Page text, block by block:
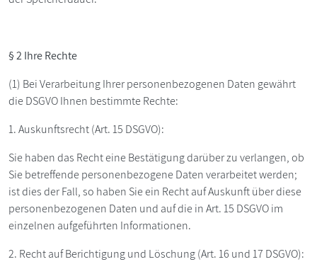
§ 2 Ihre Rechte
(1) Bei Verarbeitung Ihrer personenbezogenen Daten gewährt
die DSGVO Ihnen bestimmte Rechte:
1. Auskunftsrecht (Art. 15 DSGVO):
Sie haben das Recht eine Bestätigung darüber zu verlangen, ob
Sie betreffende personenbezogene Daten verarbeitet werden;
ist dies der Fall, so haben Sie ein Recht auf Auskunft über diese
personenbezogenen Daten und auf die in Art. 15 DSGVO im
einzelnen aufgeführten Informationen.
2. Recht auf Berichtigung und Löschung (Art. 16 und 17 DSGVO):